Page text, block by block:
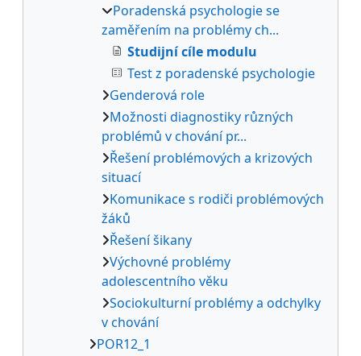
Poradenská psychologie se
zaměřením na problémy ch...
Studijní cíle modulu
Test z poradenské psychologie
Genderová role
Možnosti diagnostiky různých
problémů v chování pr...
Řešení problémových a krizových
situací
Komunikace s rodiči problémových
žáků
Řešení šikany
Výchovné problémy
adolescentního věku
Sociokulturní problémy a odchylky
v chování
POR12_1